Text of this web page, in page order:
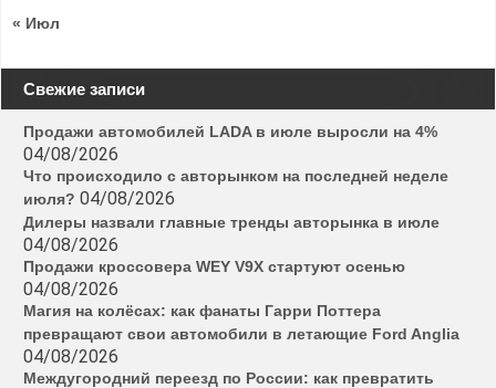
« Июл
Свежие записи
Продажи автомобилей LADA в июле выросли на 4%
04/08/2026
Что происходило с авторынком на последней неделе
июля? 04/08/2026
Дилеры назвали главные тренды авторынка в июле
04/08/2026
Продажи кроссовера WEY V9X стартуют осенью
04/08/2026
Магия на колёсах: как фанаты Гарри Поттера
превращают свои автомобили в летающие Ford Anglia
04/08/2026
Междугородний переезд по России: как превратить